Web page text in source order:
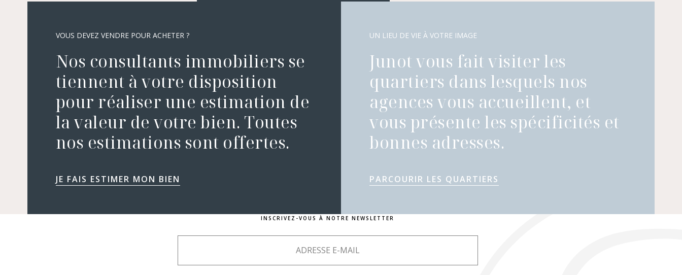
VOUS DEVEZ VENDRE POUR ACHETER ?
Nos consultants immobiliers se
tiennent à votre disposition
pour réaliser une estimation de
la valeur de votre bien. Toutes
nos estimations sont offertes.
JE FAIS ESTIMER MON BIEN
UN LIEU DE VIE À VOTRE IMAGE
Junot vous fait visiter les
quartiers dans lesquels nos
agences vous accueillent, et
vous présente les spécificités et
bonnes adresses.
PARCOURIR LES QUARTIERS
INSCRIVEZ-VOUS À NOTRE NEWSLETTER